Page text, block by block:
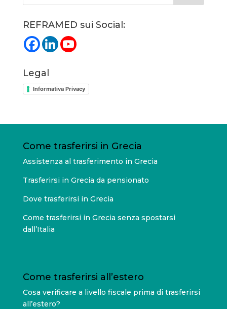
REFRAMED sui Social:
Legal
Informativa Privacy
Come trasferirsi in Grecia
Assistenza al trasferimento in Grecia
Trasferirsi in Grecia da pensionato
Dove trasferirsi in Grecia
Come trasferirsi in Grecia senza spostarsi
dall’Italia
Come trasferirsi all’estero
Cosa verificare a livello fiscale prima di trasferirsi
all’estero?